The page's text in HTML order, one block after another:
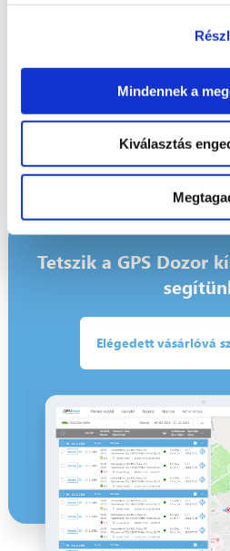
Mindennek a
Kiválasztás
tachográfjából származó adatok 90
akár több millió forintos bírsággal is
Az automatikus tachográf letöltő
áttekinthetően megjelenítjük a
járművezetői kártyák adatait, így már
többé aggódnia.
Tetszik a GPS Dozor
Elégedett vásárlóvá